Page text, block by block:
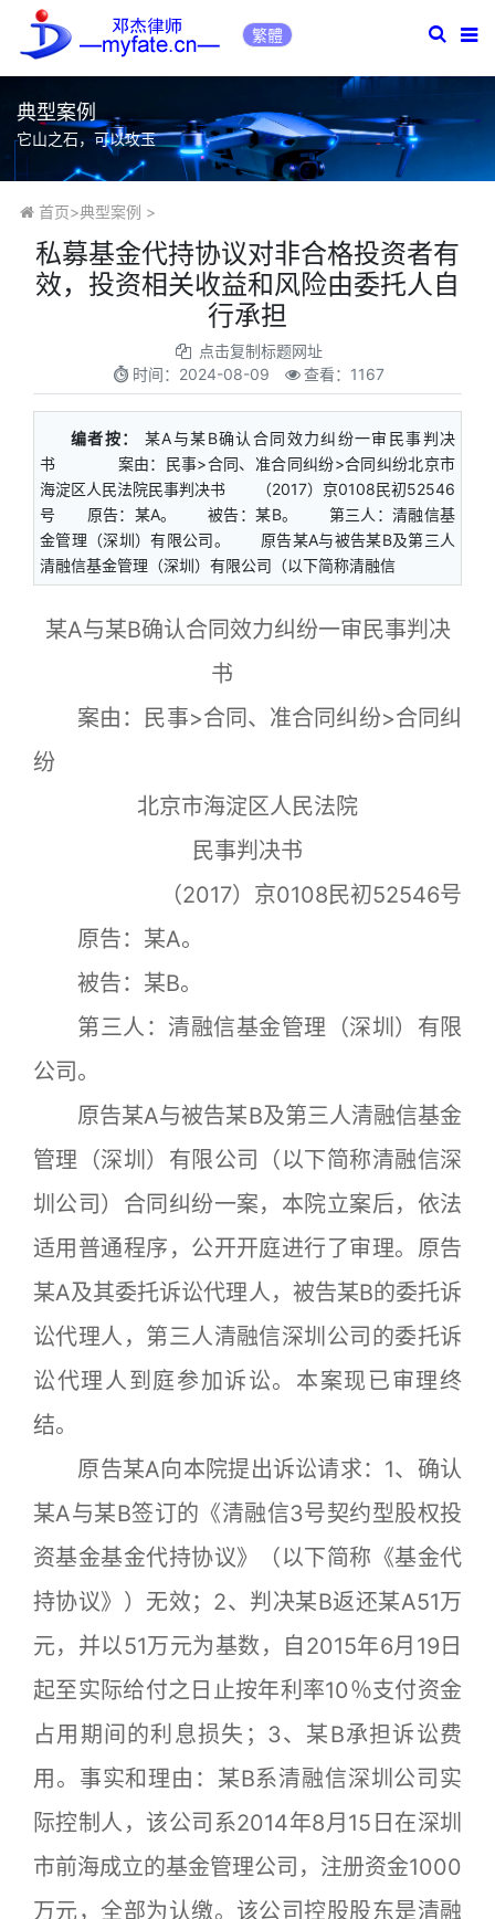
繁體
典型案例
它山之石，可以攻玉
首页>典型案例 >
私募基金代持协议对非合格投资者有
效，投资相关收益和风险由委托人自
行承担
点击复制标题网址
时间： 2024-08-09 查看：1167
编者按：
某A与某B确认合同效力纠纷一审民事判决
书 案由：民事>合同、准合同纠纷>合同纠纷北京市
海淀区人民法院民事判决书 （2017）京0108民初52546
号 原告：某A。 被告：某B。 第三人：清融信基
金管理（深圳）有限公司。 原告某A与被告某B及第三人
清融信基金管理（深圳）有限公司（以下简称清融信
某A与某B确认合同效力纠纷一审民事判决
书
案由：民事>合同、准合同纠纷>合同纠
纷
北京市海淀区人民法院
民事判决书
（2017）京0108民初52546号
原告：某A。
被告：某B。
第三人：清融信基金管理（深圳）有限
公司。
原告某A与被告某B及第三人清融信基金
管理（深圳）有限公司（以下简称清融信深
圳公司）合同纠纷一案，本院立案后，依法
适用普通程序，公开开庭进行了审理。原告
某A及其委托诉讼代理人，被告某B的委托诉
讼代理人，第三人清融信深圳公司的委托诉
讼代理人到庭参加诉讼。本案现已审理终
结。
原告某A向本院提出诉讼请求：1、确认
某A与某B签订的《清融信3号契约型股权投
资基金基金代持协议》（以下简称《基金代
持协议》）无效；2、判决某B返还某A51万
元，并以51万元为基数，自2015年6月19日
起至实际给付之日止按年利率10％支付资金
占用期间的利息损失；3、某B承担诉讼费
用。事实和理由：某B系清融信深圳公司实
际控制人，该公司系2014年8月15日在深圳
市前海成立的基金管理公司，注册资金1000
万元，全部为认缴。该公司控股股东是清融